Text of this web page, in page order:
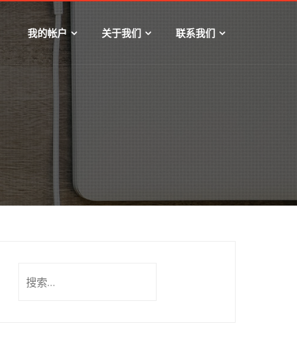
我的帐户 关于我们 联系我们
索：